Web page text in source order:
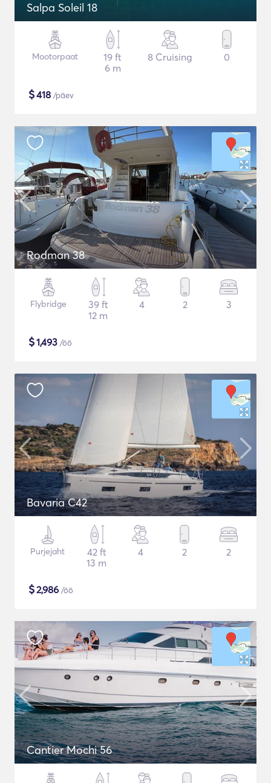
Salpa Soleil 18
Mootorpaat
19 ft
6 m
8 Cruising 0
$418 /päev
Rodman 38
Flybridge
39 ft
12 m
4 2 3
$1,493 /öö
Bavaria C42
Purjejaht
42 ft
13 m
4 2 2
$2,986 /öö
Cantier Mochi 56